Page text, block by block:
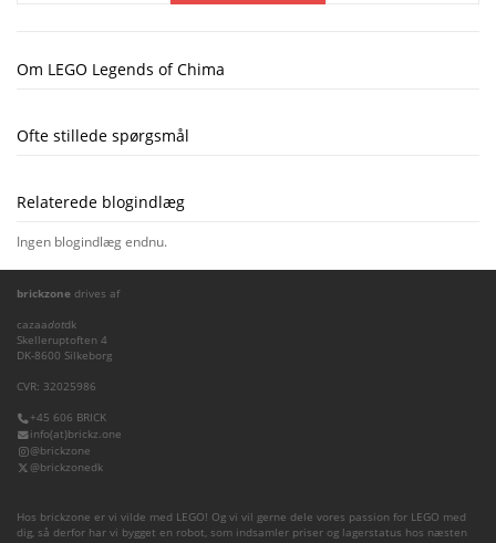
Om LEGO Legends of Chima
Ofte stillede spørgsmål
Relaterede blogindlæg
Ingen blogindlæg endnu.
brickzone drives af
cazaadotdk
Skelleruptoften 4
DK-8600 Silkeborg
CVR: 32025986
+45 606 BRICK
info(at)brickz.one
@brickzone
@brickzonedk
Hos brickzone er vi vilde med LEGO! Og vi vil gerne dele vores passion for LEGO med
dig, så derfor har vi bygget en robot, som indsamler priser og lagerstatus hos næsten